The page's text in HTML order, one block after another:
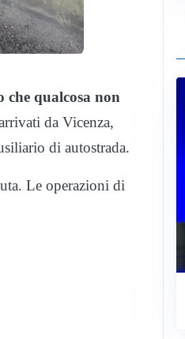
che qualcosa non
da Vicenza,
di autostrada.
Le operazioni di